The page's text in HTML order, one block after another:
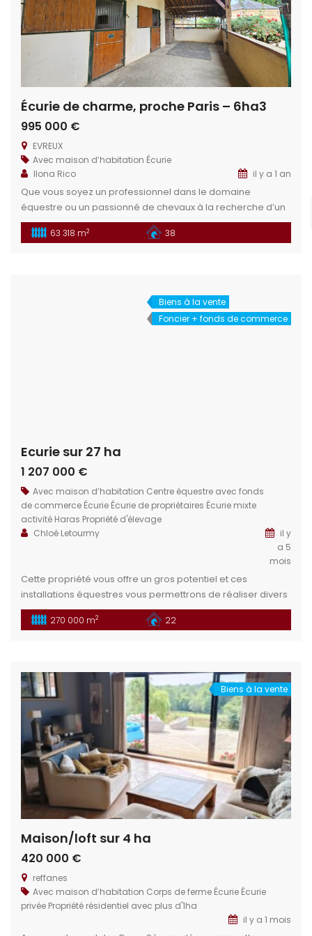
Écurie de charme, proche Paris – 6ha3
995 000 €
EVREUX
Avec maison d’habitation Écurie
Ilona Rico
il y a 1 an
Que vous soyez un professionnel dans le domaine
équestre ou un passionné de chevaux à la recherche d’un
havre personnel, cette propriété saura répondre à vos
attentes avec élégance et efficacité. Cette propriété est
63 318 m2 38
Biens à la vente
Foncier + fonds de commerce
Ecurie sur 27 ha
1 207 000 €
Avec maison d’habitation Centre équestre avec fonds
de commerce Écurie Écurie de propriétaires Écurie mixte
activité Haras Propriété d'élevage
Chloé Letourmy
il y
a 5
mois
Cette propriété vous offre un gros potentiel et ces
installations équestres vous permettrons de réaliser divers
projets : Club, écurie de propriétaire, pole concours …
Situation géographique : Idéalement situé dans le
logements, allant de […]
270 000 m2 22
Biens à la vente
Maison/loft sur 4 ha
420 000 €
reffanes
Avec maison d’habitation Corps de ferme Écurie Écurie
privée Propriété résidentiel avec plus d'1ha
il y a 1 mois